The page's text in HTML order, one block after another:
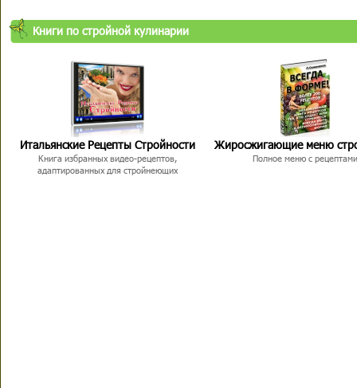
Книги по стройной кулинарии
Итальянские Рецепты Стройности
Книга избранных видео-рецептов,
адаптированных для стройнеющих
Жиросжигающие меню
Полное меню с рецептами